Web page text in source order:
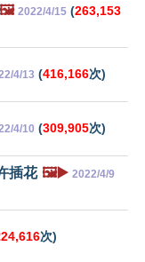
🖼️ 2022/4/15 (263,153
4/13 (416,166次)
4/10 (309,905次)
插花 🖼️▶️ 2022/4/9
次)